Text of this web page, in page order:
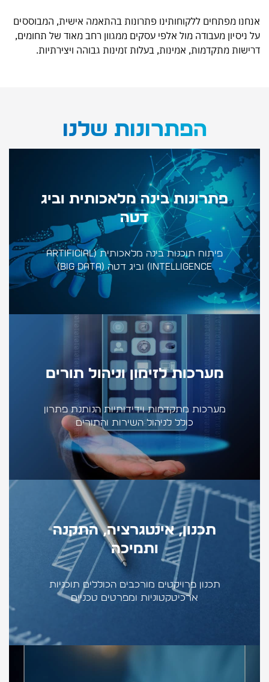
מפתחים ללקוחותינו פתרונות בהתאמה אישית, המבוססים
מעבודה מול אלפי עסקים ממגוון רחב מאוד של תחומים,
מתקדמות, אמינות, בעלות זמינות גבוהה ויצירתיות.
הפתרונות שלנו
פתרונות בינה מלאכותית וביג
דטה
פיתוח תוכנות בינה מלאכותית (Artificial
Intelligence) וביג דטה (Big Data)
מערכות לזימון וניהול תורים
מערכות מתקדמות וידידותיות הנותנת פתרון
כולל לניהול השירות והתורים
תכנון, אינטגרציה, התקנה
ותמיכה
תכנון פרויקטים מורכבים הכוללים תוכניות
ארכיטקטוניות ומפרטים טכניים